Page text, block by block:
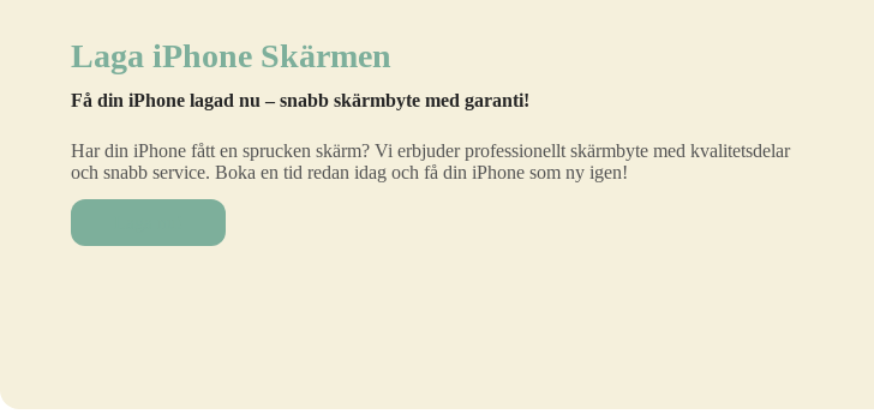
Laga iPhone Skärmen
Få din iPhone lagad nu – snabb skärmbyte med garanti!
Har din iPhone fått en sprucken skärm? Vi erbjuder professionellt skärmbyte med kvalitetsdelar
och snabb service. Boka en tid redan idag och få din iPhone som ny igen!